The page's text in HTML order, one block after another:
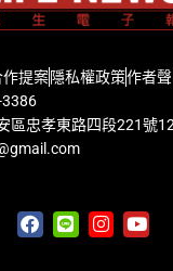
作提案隱私權政策作者
區忠孝東路四段221號